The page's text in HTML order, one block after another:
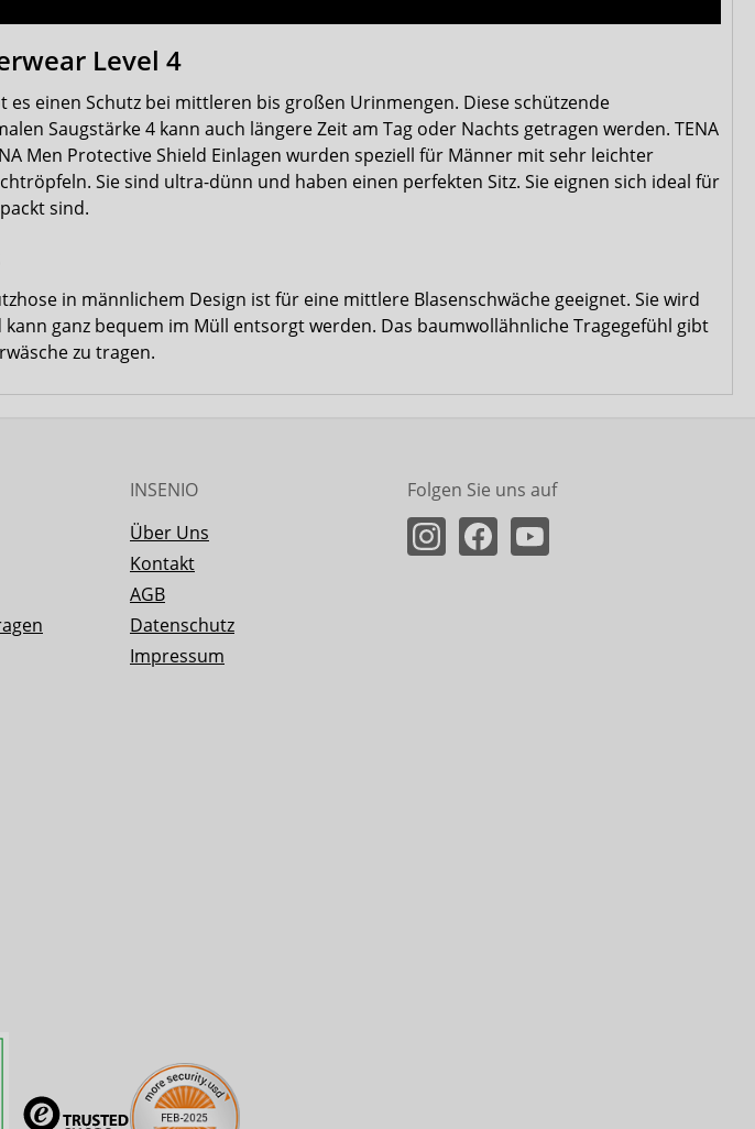
Level 4
es einen Schutz bei mittleren bis großen Urinmengen. Diese schützende
Saugstärke 4 kann auch längere Zeit am Tag oder Nachts getragen werden. TENA
Men Protective Shield Einlagen wurden speziell für Männer mit sehr leichter
Sie sind ultra-dünn und haben einen perfekten Sitz. Sie eignen sich ideal für
sind.
in männlichem Design ist für eine mittlere Blasenschwäche geeignet. Sie wird
ganz bequem im Müll entsorgt werden. Das baumwollähnliche Tragegefühl gibt
zu tragen.
INSENIO
Über Uns
Kontakt
AGB
Datenschutz
Impressum
Folgen Sie uns auf